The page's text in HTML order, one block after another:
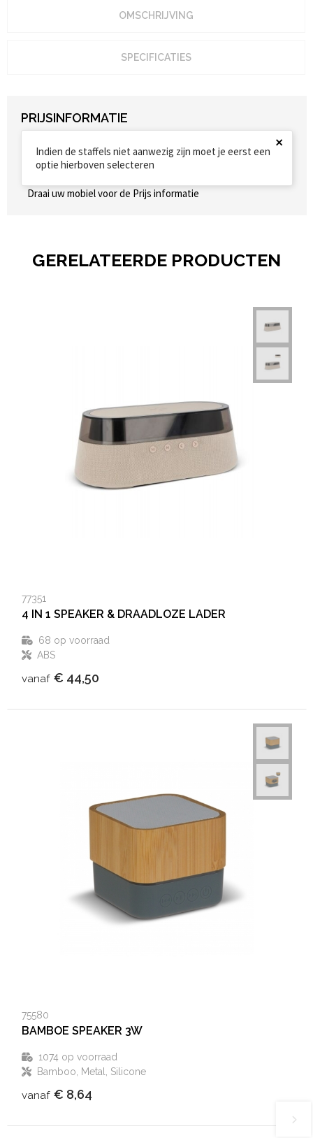
OMSCHRIJVING
SPECIFICATIES
PRIJSINFORMATIE
Indien de staffels niet aanwezig zijn moet je eerst een
optie hierboven selecteren
×
Draai uw mobiel voor de Prijs informatie
GERELATEERDE PRODUCTEN
77351
4 IN 1 SPEAKER & DRAADLOZE LADER
68 op voorraad
ABS
vanaf € 44,50
75580
BAMBOE SPEAKER 3W
1074 op voorraad
Bamboo, Metal, Silicone
vanaf € 8,64